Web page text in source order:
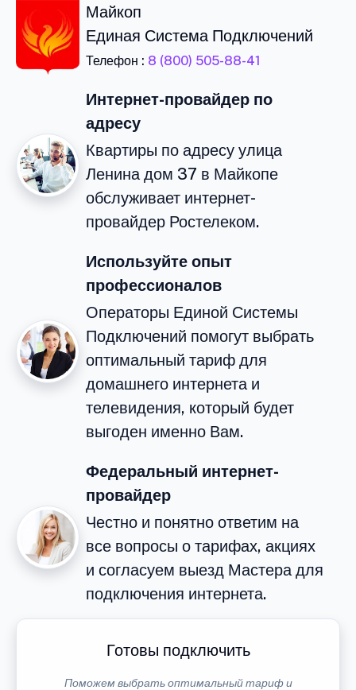
Майкоп
Единая Система Подключений
Телефон : 8 (800) 505-88-41
Интернет-провайдер по
адресу
Квартиры по адресу улица
Ленина дом 37 в Майкопе
обслуживает интернет-
провайдер Ростелеком.
Используйте опыт
профессионалов
Операторы Единой Системы
Подключений помогут выбрать
оптимальный тариф для
домашнего интернета и
телевидения, который будет
выгоден именно Вам.
Федеральный интернет-
провайдер
Честно и понятно ответим на
все вопросы о тарифах, акциях
и согласуем выезд Мастера для
подключения интернета.
Готовы подключить
Поможем выбрать оптимальный тариф и